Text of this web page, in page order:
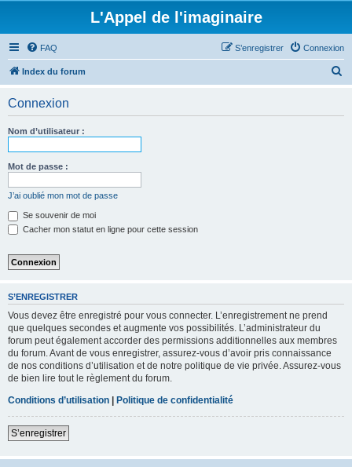
L'Appel de l'imaginaire
FAQ Connexion
S’enregistrer
Index du forum
Connexion
Nom d’utilisateur :
Mot de passe :
J’ai oublié mon mot de passe
Se souvenir de moi
Cacher mon statut en ligne pour cette session
S’ENREGISTRER
Vous devez être enregistré pour vous connecter. L’enregistrement ne prend
que quelques secondes et augmente vos possibilités. L’administrateur du
forum peut également accorder des permissions additionnelles aux membres
du forum. Avant de vous enregistrer, assurez-vous d’avoir pris connaissance
de nos conditions d’utilisation et de notre politique de vie privée. Assurez-vous
de bien lire tout le règlement du forum.
Conditions d’utilisation | Politique de confidentialité
S’enregistrer